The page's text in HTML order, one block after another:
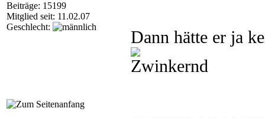
Beiträge: 15199
Mitglied seit: 11.02.07
Geschlecht:
Dann hätte er ja